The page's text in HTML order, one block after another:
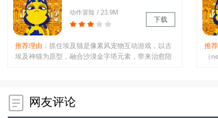
手机版下载安卓免费版
动作冒险 / 23.9M
下载
推荐理由 ：抓住埃及猫是像素风宠物互动游戏，以古
埃及神猫为原型，融合沙漠金字塔元素，带来治愈陪
解压。..
推
（
网友评论